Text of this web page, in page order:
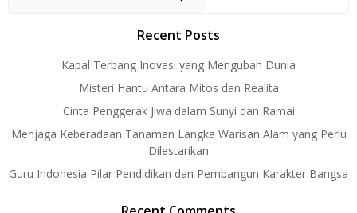
Recent Posts
Kapal Terbang Inovasi yang Mengubah Dunia
Misteri Hantu Antara Mitos dan Realita
Cinta Penggerak Jiwa dalam Sunyi dan Ramai
Menjaga Keberadaan Tanaman Langka Warisan Alam yang Perlu
Dilestarikan
Guru Indonesia Pilar Pendidikan dan Pembangun Karakter Bangsa